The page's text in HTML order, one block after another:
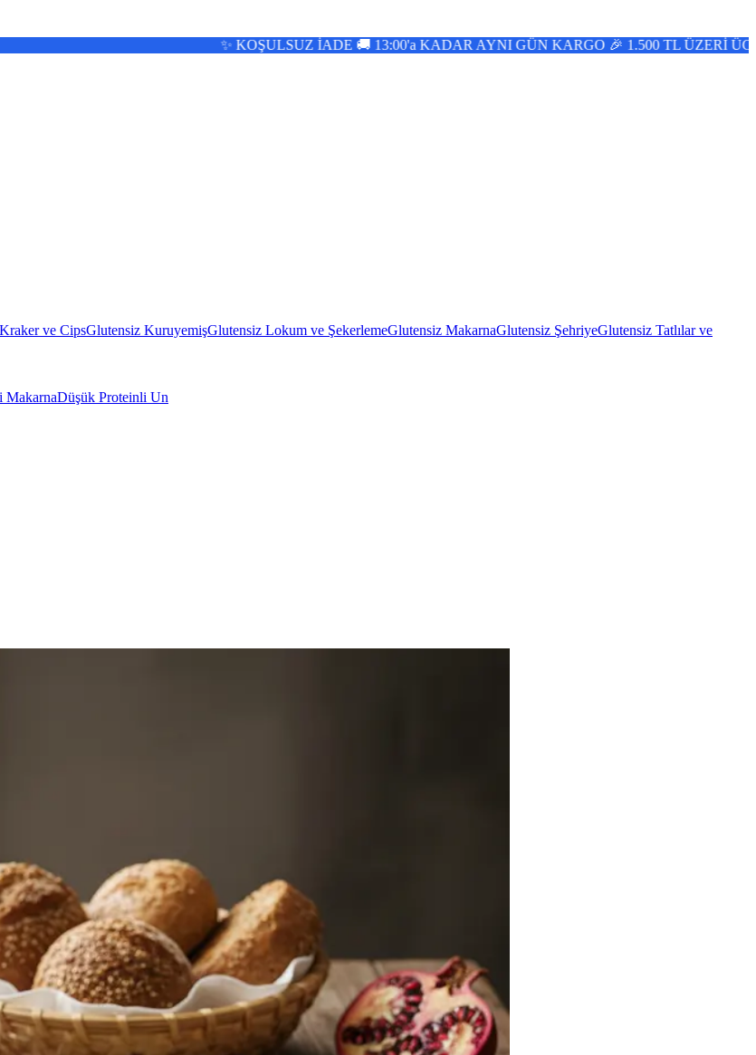
✨ KOŞULSUZ İADE 🚚 13:00'a KADAR AYNI GÜN KARGO 🎉 1.500 TL ÜZERİ ÜCRETSİZ KARGO 📢
ve CipsGlutensiz KuruyemişGlutensiz Lokum ve ŞekerlemeGlutensiz MakarnaGlutensiz ŞehriyeGlutensiz Tatlılar ve
MakarnaDüşük Proteinli Un